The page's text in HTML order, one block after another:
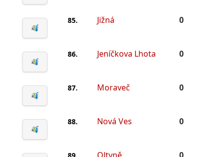
85. Jižná 0
86. Jeníčkova Lhota 0
87. Moraveč 0
88. Nová Ves 0